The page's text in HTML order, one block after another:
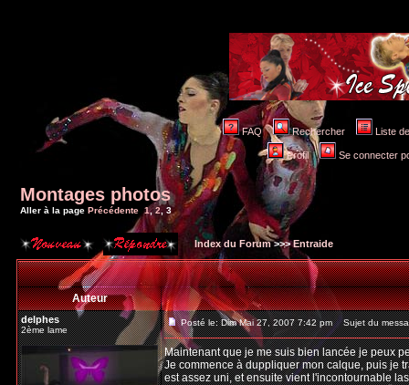
FAQ Rechercher Liste
Profil Se connecter
Montages photos
Aller à la page Précédente 1,2 3
Index du Forum>>>Entraide
Auteur
delphes
2ème lame
Posté le: Dim Mai 27, 2007 7:42 pm Sujet du
Maintenant que je me suis bien lancée je peux
Je commence à duppliquer mon calque, puis je
est assez uni, et ensuite vient l'incontournable